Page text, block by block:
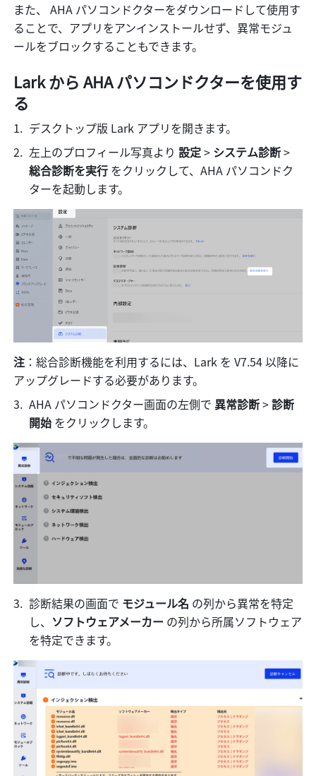
また、 AHA パソコンドクターをダウンロードして使用す
ることで、アプリをアンインストールせず、異常モジュ
ールをブロックすることもできます。
Lark から AHA パソコンドクターを使用す
る
デスクトップ版 Lark アプリを開きます。
左上のプロフィール写真より 設定 > システム診断
総合診断を実行 をクリックして、AHA パソコンドク
ターを起動します。
注 ：総合診断機能を利用するには、Lark を V7.54 以降に
アップグレードする必要があります。
AHA パソコンドクター画面の左側で 異常診断 > 診断
開始 をクリックします。
診断結果の画面で モジュール名 の列から異常を特定
し、 ソフトウェアメーカー の列から所属ソフトウェア
を特定できます。